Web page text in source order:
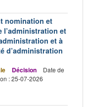
nomination et
l’administration et
et à
d’administration
Décision
Date de
: 25-07-2026